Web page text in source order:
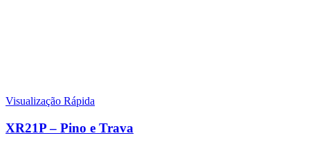
Visualização Rápida
XR21P – Pino e Trava